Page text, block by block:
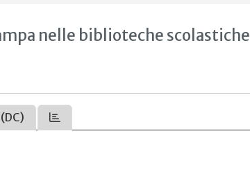
nelle biblioteche scolastiche